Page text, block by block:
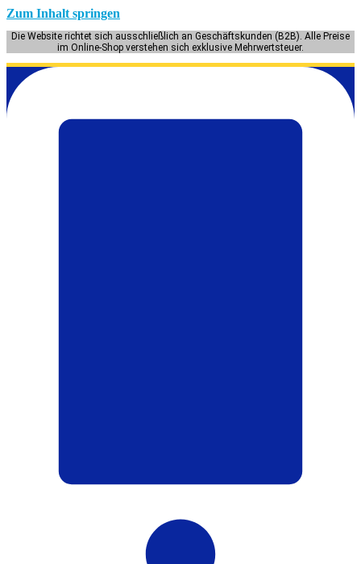
Zum Inhalt springen
Die Website richtet sich ausschließlich an Geschäftskunden (B2B). Alle Preise
im Online-Shop verstehen sich exklusive Mehrwertsteuer.